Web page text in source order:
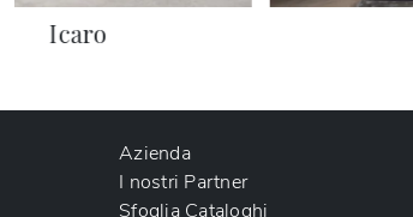
Icaro
Azienda
I nostri Partner
Sfoglia Cataloghi